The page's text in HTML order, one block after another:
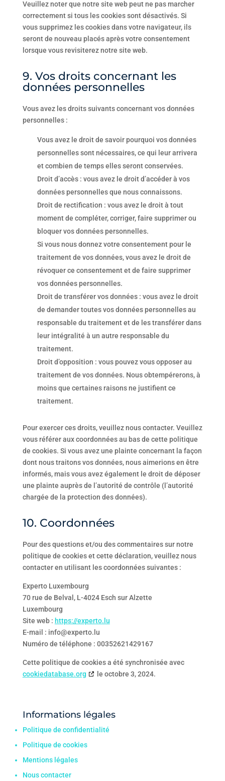
Veuillez noter que notre site web peut ne pas marcher
correctement si tous les cookies sont désactivés. Si
vous supprimez les cookies dans votre navigateur, ils
seront de nouveau placés après votre consentement
lorsque vous revisiterez notre site web.
9. Vos droits concernant les
données personnelles
Vous avez les droits suivants concernant vos données
personnelles :
Vous avez le droit de savoir pourquoi vos données
personnelles sont nécessaires, ce qui leur arrivera
et combien de temps elles seront conservées.
Droit d’accès : vous avez le droit d’accéder à vos
données personnelles que nous connaissons.
Droit de rectification : vous avez le droit à tout
moment de compléter, corriger, faire supprimer ou
bloquer vos données personnelles.
Si vous nous donnez votre consentement pour le
traitement de vos données, vous avez le droit de
révoquer ce consentement et de faire supprimer
vos données personnelles.
Droit de transférer vos données : vous avez le droit
de demander toutes vos données personnelles au
responsable du traitement et de les transférer dans
leur intégralité à un autre responsable du
traitement.
Droit d’opposition : vous pouvez vous opposer au
traitement de vos données. Nous obtempérerons, à
moins que certaines raisons ne justifient ce
traitement.
Pour exercer ces droits, veuillez nous contacter. Veuillez
vous référer aux coordonnées au bas de cette politique
de cookies. Si vous avez une plainte concernant la façon
dont nous traitons vos données, nous aimerions en être
informés, mais vous avez également le droit de déposer
une plainte auprès de l’autorité de contrôle (l’autorité
chargée de la protection des données).
10. Coordonnées
Pour des questions et/ou des commentaires sur notre
politique de cookies et cette déclaration, veuillez nous
contacter en utilisant les coordonnées suivantes :
Experto Luxembourg
70 rue de Belval, L-4024 Esch sur Alzette
Luxembourg
Site web : https://experto.lu
E-mail : info@experto.lu
Numéro de téléphone : 00352621429167
Cette politique de cookies a été synchronisée avec
cookiedatabase.org
le octobre 3, 2024.
Informations légales
Politique de confidentialité
Politique de cookies
Mentions légales
Nous contacter